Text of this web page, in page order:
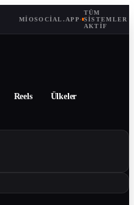
MIOSOCIAL.APP·
TÜM
SISTEMLER
AKTIF
Reels Ülkeler